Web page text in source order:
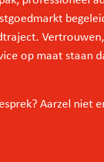
op maat staan
Aarzel niet